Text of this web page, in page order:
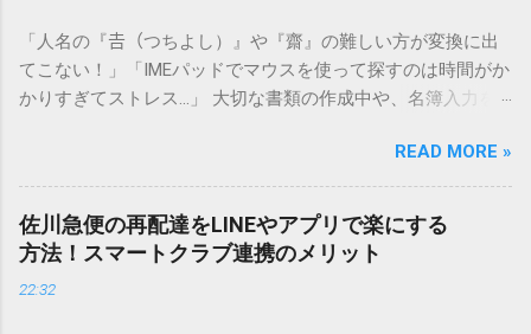
「人名の『𠮷（つちよし）』や『齋』の難しい方が変換に出
てこない！」「IMEパッドでマウスを使って探すのは時間がか
かりすぎてストレス…」 大切な書類の作成中や、名簿入力を
てしまいますよね。多くの人が「IMEパッド（手書き入力）」
を使いますが、実はマウスで一画ずつ書くのは非効率です
し、似た漢字が多すぎて結局見つからないことも少なくあり
ません。 そこで今回は、IMEパッドを使わずに、特定のコー
ドを打ち込むだけで一瞬で旧字や外字、特殊記号を呼び出す
「文字コード入力」のテクニックを詳しく解説します。 この
READ MORE »
佐川急便の再配達をLINEやアプリで楽にする
方法！スマートクラブ連携のメリット
22:32